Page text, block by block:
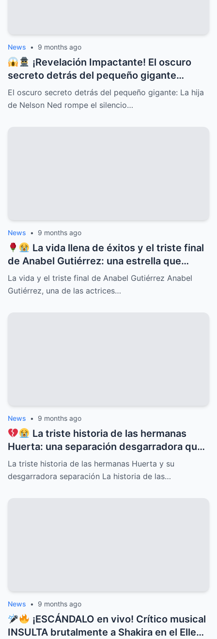
News • 9 months ago
¡Revelación Impactante! El oscuro
secreto detrás del pequeño gigante
Nelson Ned sale a la luz cuando su hija
rompe el silencio y deja al mundo en shock
El oscuro secreto detrás del pequeño gigante: La hija
de Nelson Ned rompe el silencio…
News • 9 months ago
La vida llena de éxitos y el triste final
de Anabel Gutiérrez: una estrella que
iluminó el cine y la televisión mexicana
pero cuyo destino estuvo marcado por el
La vida y el triste final de Anabel Gutiérrez Anabel
Gutiérrez, una de las actrices…
News • 9 months ago
La triste historia de las hermanas
Huerta: una separación desgarradora que
nadie vio venir, conflictos familiares
ocultos, secretos dolorosos y un drama
La triste historia de las hermanas Huerta y su
desgarradora separación La historia de las…
News • 9 months ago
¡ESCÁNDALO en vivo! Crítico musical
INSULTA brutalmente a Shakira en el Ellen